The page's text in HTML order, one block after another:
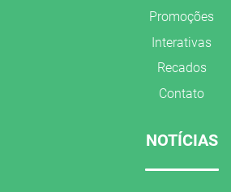
Promoções
Interativas
Recados
Contato
NOTÍCIAS